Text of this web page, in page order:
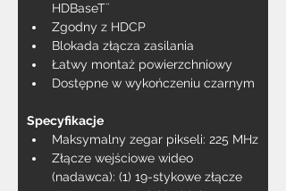
HDBaseT¨
Zgodny z HDCP
Blokada złącza zasilania
Łatwy montaż powierzchniowy
Dostępne w wykończeniu czarnym
Specyfikacje
Maksymalny zegar pikseli: 225 MHz
Złącze wejściowe wideo
(nadawca): (1) 19-stykowe złącze